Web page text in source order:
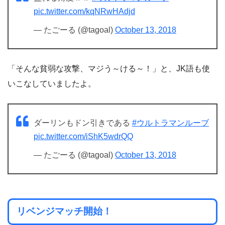
pic.twitter.com/kqNRwHAdjd
— たごーる (@tagoal) October 13, 2018
「そんな貧弱な攻撃、マジう～ける～！」と、JK語も使
いこなしていましたよ。
ダーリンもドン引きである #ウルトラマンルーブ
pic.twitter.com/iShK5wdrQQ
— たごーる (@tagoal) October 13, 2018
リベンジマッチ開始！